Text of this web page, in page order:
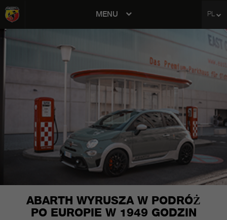
MENU PL
ABARTH WYRUSZA W PODRÓŻ
PO EUROPIE W 1949 GODZIN